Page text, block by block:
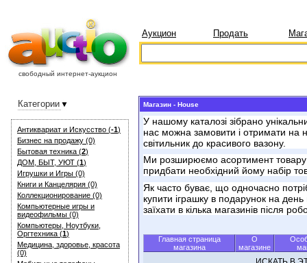
свободный интернет-аукцион
Аукцион Продать
Антиквариат и Искуcство (-1)
Бизнес на продажу (0)
Бытовая техника (2)
ДОМ, БЫТ, УЮТ (1)
Игрушки и Игры (0)
Книги и Канцелярия (0)
Коллекционирование (0)
Компьютерные игры и
видеофильмы (0)
Компьютеры, Ноутбуки,
Оргтехника (1)
Медицина, здоровье, красота
(0)
Категории Магазин - House
У нашому каталозі зібрано
нас можна замовити і отримати на
світильник до красивого вазону.
Ми розширюємо асортимент
придбати необхідний йому набір
Як часто буває, що одночасно
купити іграшку в подарунок на
заїхати в кілька магазинів після
Главная страница
магазина
О
магазине